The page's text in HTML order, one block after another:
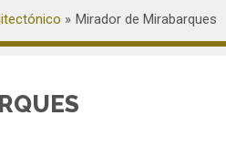
Mirador de Mirabarques